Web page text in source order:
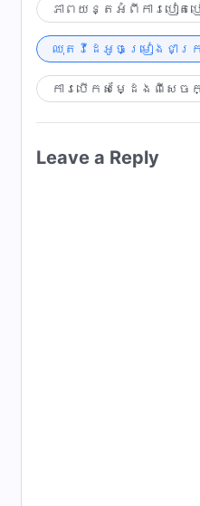
ចូរក្រោកឡើង ហើយដេ
អ៎ ...! អ៎ ...!
ព្រះជាម្ចាស់យាងមកហ
មនុស្សនឹងឃើញព្រះភ័
ស្ដាប់ឮព្រះសូរសៀងរ
ភាពយន្តអំពីការបៀតប
ឈុតវីដេអូចម្រៀង​ជា​ក្
ការបើកសម្ដែងពីសេ
Leave a Reply